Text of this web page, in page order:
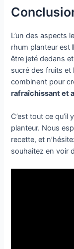
L’un des aspects
rhum planteur est
être jeté dedans
sucré des fruits et
combinent pour
rafraîchissant et
C’est tout ce
planteur. Nous
recette, et
souhaitez en voir